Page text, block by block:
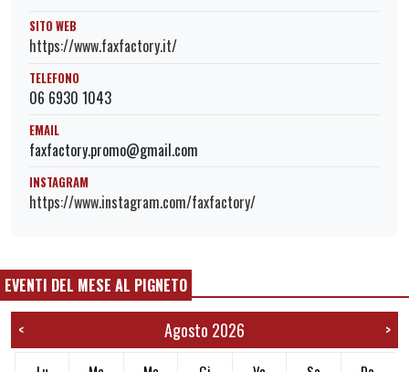
SITO WEB
https://www.faxfactory.it/
TELEFONO
06 6930 1043
EMAIL
faxfactory.promo@gmail.com
INSTAGRAM
https://www.instagram.com/faxfactory/
EVENTI DEL MESE AL PIGNETO
< Agosto 2026 >